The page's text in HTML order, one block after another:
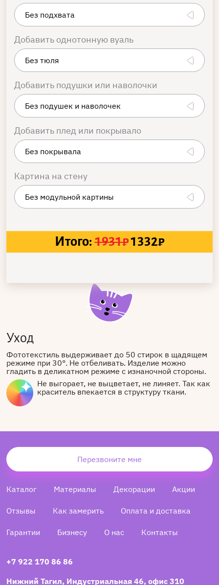
Добавить однотонную вуаль
Добавить подушки или наволочки
Добавить плед или покрывало
Картина на стену
Итого: 1931₽1332₽
Уход
Фототекстиль выдерживает до 50 стирок в щадящем
режиме при 30°. Не отбеливать. Изделие можно
гладить в деликатном режиме с изнаночной стороны.
Не выгорает, не выцветает, не линяет. Так как
краситель впекается в структуру ткани.
Перезвоните мне
Каталог Материалы Декорации Акции
Отзывы Как замерить Оплата и доставка
Гарантии Бизнесу О нас Контакты
+7 922 170 86 86
Нижний Тагил, Индустриальная 46, офис 310